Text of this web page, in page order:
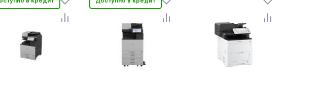
в кредит Доступно в кредит